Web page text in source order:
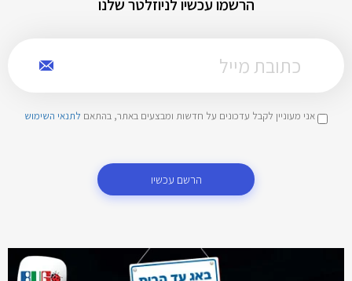
הרשמו עכשיו לניוזלטר שלנו
אני מעוניין לקבל עדכונים על חדשות ומבצעים באתר, בהתאם לתנאי השימוש
הרשם עכשיו